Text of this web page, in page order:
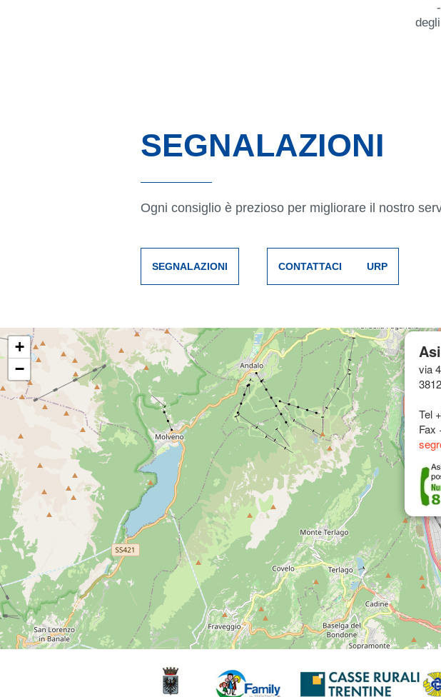
-
SEGNALAZIONI
Ogni consiglio è prezioso per migliorare il nostro
SEGNALAZIONI CONTATTACI URP
via
Tel
Fax
+
−